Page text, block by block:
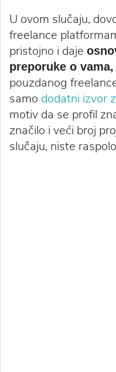
U ovom slučaju,
freelance
pristojno i daje
preporuke o vama,
pouzdanog
samo dodatni izvor
motiv da se profil
značilo i veći broj
slučaju, niste